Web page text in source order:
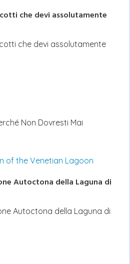
che devi assolutamente
che devi assolutamente
Non Dovresti Mai
Autoctona della Laguna di
Autoctona della Laguna di